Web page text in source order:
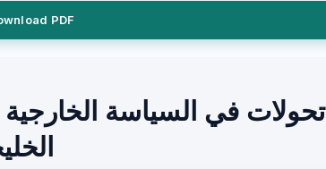
PDF
تحولات في السياسة الخارجية